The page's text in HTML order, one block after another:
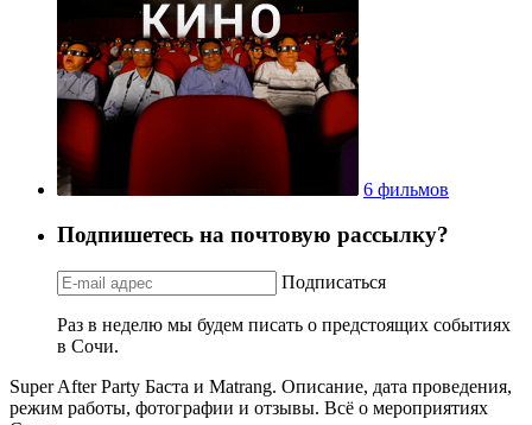
6 фильмов
Подпишетесь на почтовую рассылку?
Подписаться
Раз в неделю мы будем писать о предстоящих событиях
в Сочи.
Super After Party Баста и Matrang. Описание, дата проведения,
режим работы, фотографии и отзывы. Всё о мероприятиях